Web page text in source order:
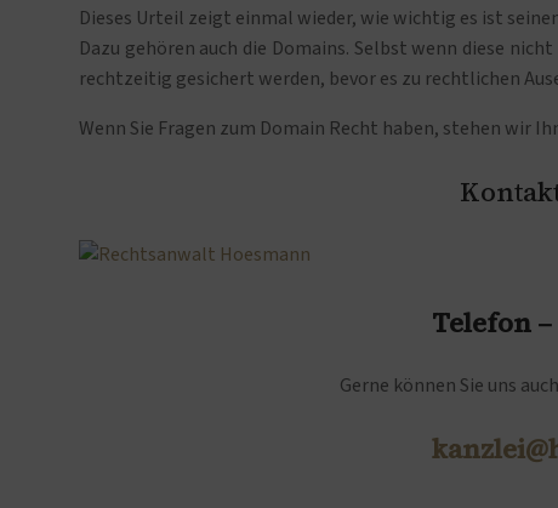
Dieses Urteil zeigt einmal wieder, wie wichtig es ist
Dazu gehören auch die Domains. Selbst wenn diese
rechtzeitig gesichert werden, bevor es zu rechtlichen
Wenn Sie Fragen zum Domain Recht haben, stehen wir
Telefon –
Gerne können Sie uns